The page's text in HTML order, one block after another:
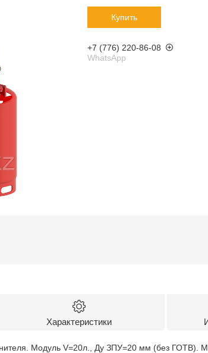
Купить
+7 (776) 220-86-08
WhatsApp
Характеристики
Модуль V=20л., Ду ЗПУ=20 мм (без ГОТВ).